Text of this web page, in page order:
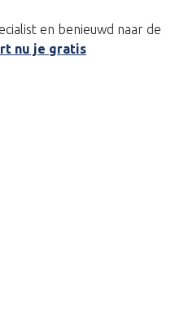
en benieuwd naar de
nu je gratis